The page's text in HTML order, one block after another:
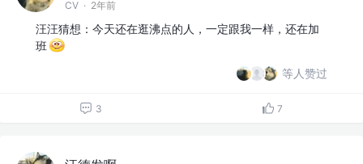
CV · 2年前
汪汪猜想：今天还在逛沸点的人，一定跟我一样，还在加
班
等人赞过
3 7